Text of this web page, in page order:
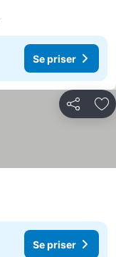
Se priser
Del
Se priser